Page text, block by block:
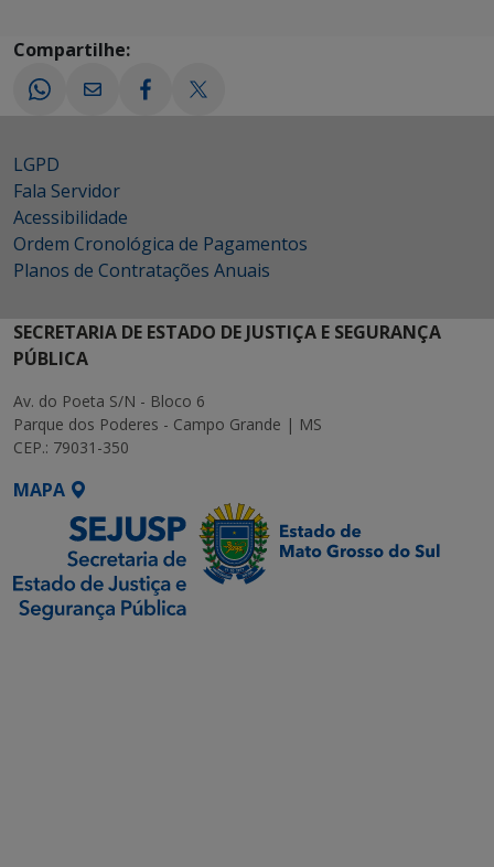
Compartilhe:
LGPD
Fala Servidor
Acessibilidade
Ordem Cronológica de Pagamentos
Planos de Contratações Anuais
SECRETARIA DE ESTADO DE JUSTIÇA E SEGURANÇA
PÚBLICA
Av. do Poeta S/N - Bloco 6
Parque dos Poderes - Campo Grande | MS
CEP.: 79031-350
MAPA